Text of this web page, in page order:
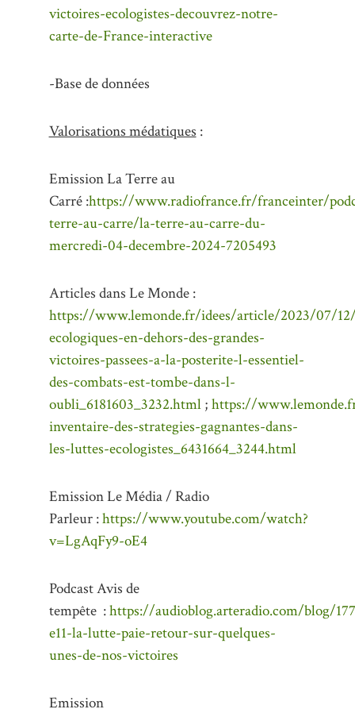
victoires-ecologistes-decouvrez-notre-
carte-de-France-interactive
-Base de données
Valorisations médatiques :
Emission La Terre au
Carré :https://www.radiofrance.fr/franceinter/
terre-au-carre/la-terre-au-carre-du-
mercredi-04-decembre-2024-7205493
Articles dans Le Monde :
https://www.lemonde.fr/idees/article/2023/07/
ecologiques-en-dehors-des-grandes-
victoires-passees-a-la-posterite-l-essentiel-
des-combats-est-tombe-dans-l-
oubli_6181603_3232.html; https://
inventaire-des-strategies-gagnantes-dans-
les-luttes-ecologistes_6431664_3244.html
Emission Le Média / Radio
Parleur :https://www.youtube.com/watch?
v=LgAqFy9-oE4
Podcast Avis de
tempête :https://audioblog.arteradio.com/blog/
e11-la-lutte-paie-retour-sur-quelques-
unes-de-nos-victoires
Emission